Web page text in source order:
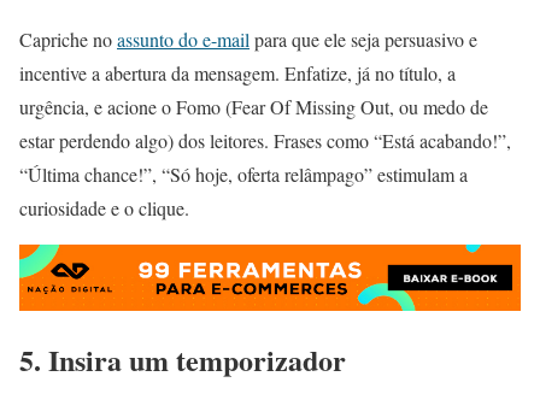
Capriche noassunto do e-mail para que ele seja persuasivo e
incentive a abertura da mensagem. Enfatize, já no título, a
urgência, e acione o Fomo (Fear Of Missing Out, ou medo de
estar perdendo algo) dos leitores. Frases como “Está acabando!”,
“Última chance!”, “Só hoje, oferta relâmpago” estimulam a
curiosidade e o clique.
5. Insira um temporizador